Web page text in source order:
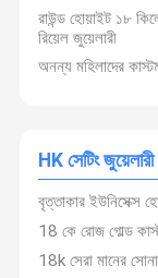
রাউন্ড হোয়াইট ১৮
রিয়েল জুয়েলারী
অনন্য মহিলাদের
HK সেটিং জুয়েলারী
বৃত্তাকার ইউনিসেক্স
18 কে রোজ গোল্ড
18k সেরা মানের